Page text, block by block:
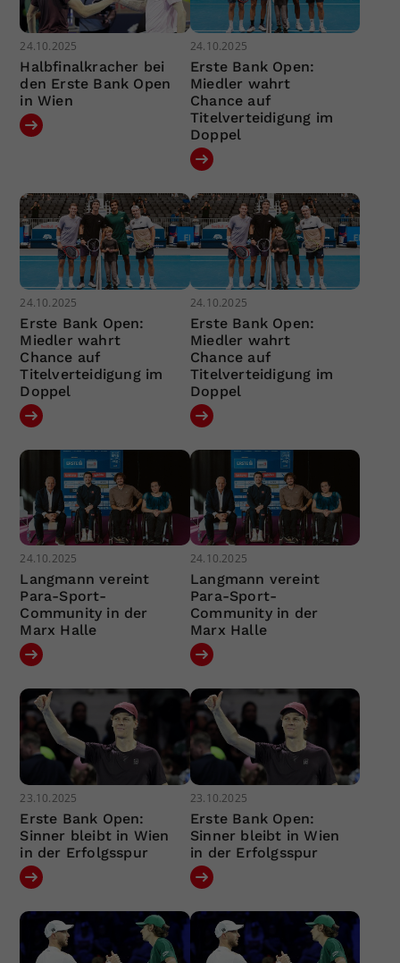
24.10.2025
Halbfinalkracher bei
den Erste Bank Open
in Wien
24.10.2025
Erste Bank Open:
Miedler wahrt
Chance auf
Titelverteidigung im
Doppel
24.10.2025
Erste Bank Open:
Miedler wahrt
Chance auf
Titelverteidigung im
Doppel
24.10.2025
Erste Bank Open:
Miedler wahrt
Chance auf
Titelverteidigung im
Doppel
24.10.2025
Langmann vereint
Para-Sport-
Community in der
Marx Halle
24.10.2025
Langmann vereint
Para-Sport-
Community in der
Marx Halle
23.10.2025
Erste Bank Open:
Sinner bleibt in Wien
in der Erfolgsspur
23.10.2025
Erste Bank Open:
Sinner bleibt in Wien
in der Erfolgsspur